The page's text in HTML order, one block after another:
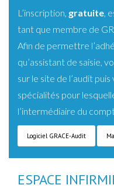
L’inscription, gratuite,
tant que membre de
Afin de permettre
qu’assistant de saisie,
sur le site de l’audit puis
spécialités pour
l’intermédiaire du
Logiciel GRACE-Audit
ESPACE